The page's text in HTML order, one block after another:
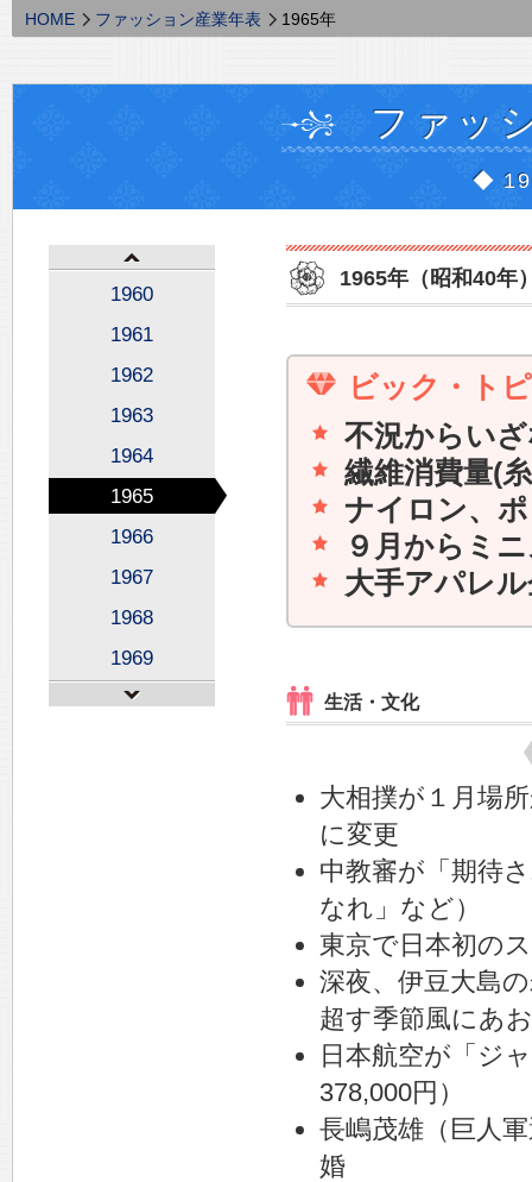
HOME ファッション産業年表 1965年
ファッ
◆
1960
1961
1962
1963
1964
1965
1966
1967
1968
1969
1965年（昭和40年
ビック・ト
不況からい
繊維消費量(
ナイロン、
９月からミ
大手アパレ
生活・文化
大相撲が１月場
に変更
中教審が「期待
なれ」など）
東京で日本初の
深夜、伊豆大島
超す季節風にあ
日本航空が「ジ
378,000円）
長嶋茂雄（巨人
婚